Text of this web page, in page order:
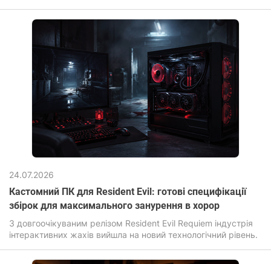
24.07.2026
Кастомний ПК для Resident Evil: готові специфікації
збірок для максимального занурення в хорор
З довгоочікуваним релізом Resident Evil Requiem індустрія
інтерактивних жахів вийшла на новий технологічний рівень.